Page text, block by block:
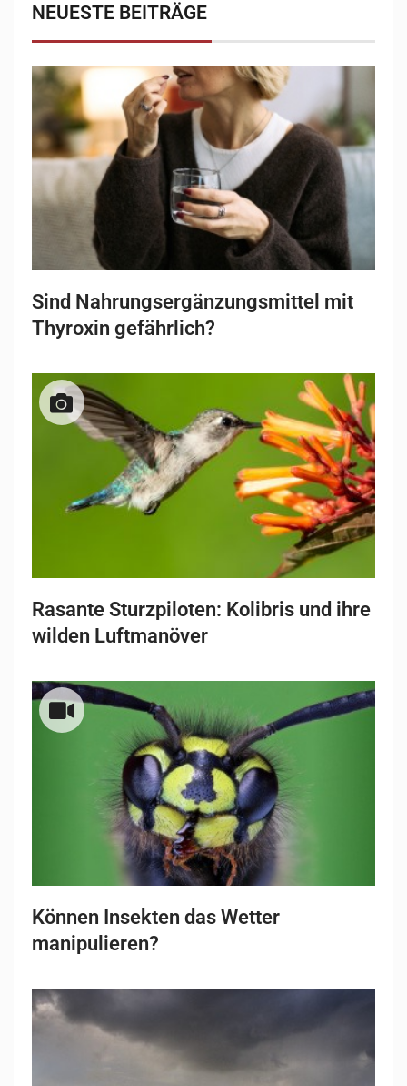
NEUESTE BEITRÄGE
Sind Nahrungsergänzungsmittel mit
Thyroxin gefährlich?
Rasante Sturzpiloten: Kolibris und ihre
wilden Luftmanöver
Können Insekten das Wetter
manipulieren?